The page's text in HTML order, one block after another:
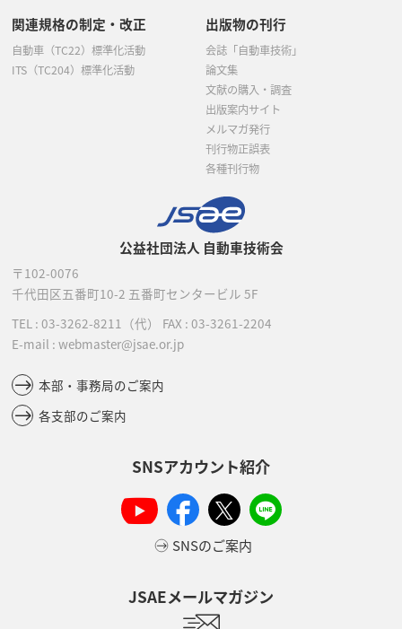
公益社団法人 自動車技術会
〒102-0076
千代田区五番町10-2 五番町センタービル 5F
TEL : 03-3262-8211 （代） FAX : 03-3261-2204
E-mail : webmaster@jsae.or.jp
本部・事務局のご案内
各支部のご案内
SNSアカウント紹介
SNSのご案内
JSAEメールマガジン
関連規格の制定・改正
自動車（TC22）標準化活動
ITS（TC204）標準化活動
出版物の刊行
会誌「自動車技術」
論文集
文献の購入・調査
出版案内サイト
メルマガ発行
刊行物正誤表
各種刊行物